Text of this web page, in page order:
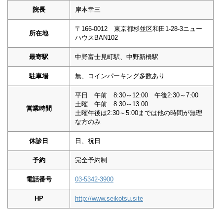
院長 岸本幸三
所在地
〒166-0012 東京都杉並区和田1-28-3ニュー
ハウスBAN102
最寄駅 中野富士見町駅、中野新橋駅
駐車場 無、コインパーキング多数あり
営業時間
平日 午前 8:30～12:00 午後2:30～7:00
土曜 午前 8:30～13:00
土曜午後は2:30～5:00までは他の時間が無理
な方のみ
休診日 日、祝日
予約 完全予約制
電話番号 03-5342-3900
HP http://www.seikotsu.site